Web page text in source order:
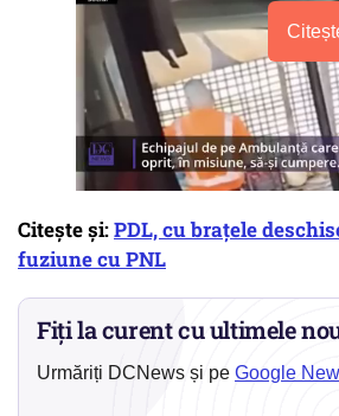
Citește și:PDL, cu brațele
fuziune cu PNL
Fiți la curent cu ultimele
Urmăriți DCNews și pe Google